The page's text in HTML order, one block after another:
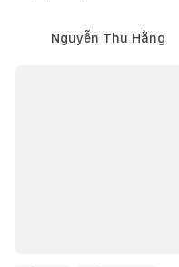
Nguyễn Thu Hằng